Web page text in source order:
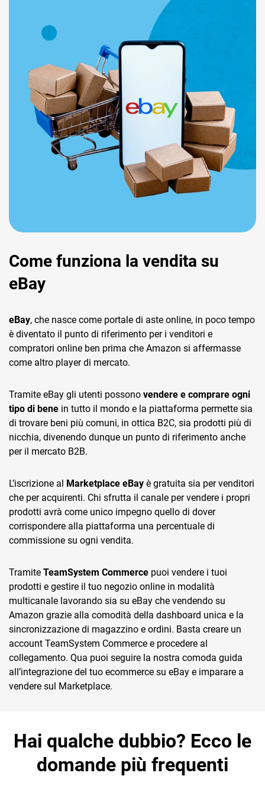
Come funziona la vendita su
eBay
eBay, che nasce come portale di aste online, in poco tempo
è diventato il punto di riferimento per i venditori e
compratori online ben prima che Amazon si affermasse
come altro player di mercato.
Tramite eBay gli utenti possono vendere e comprare ogni
tipo di bene in tutto il mondo e la piattaforma permette sia
di trovare beni più comuni, in ottica B2C, sia prodotti più di
nicchia, divenendo dunque un punto di riferimento anche
per il mercato B2B.
L’iscrizione al Marketplace eBay è gratuita sia per venditori
che per acquirenti. Chi sfrutta il canale per vendere i propri
prodotti avrà come unico impegno quello di dover
corrispondere alla piattaforma una percentuale di
commissione su ogni vendita.
Tramite TeamSystem Commerce puoi vendere i tuoi
prodotti e gestire il tuo negozio online in modalità
multicanale lavorando sia su eBay che vendendo su
Amazon grazie alla comodità della dashboard unica e la
sincronizzazione di magazzino e ordini. Basta creare un
account TeamSystem Commerce e procedere al
collegamento. Qua puoi seguire la nostra comoda guida
all’integrazione del tuo ecommerce su eBay e imparare a
vendere sul Marketplace.
Hai qualche dubbio? Ecco le
domande più frequenti